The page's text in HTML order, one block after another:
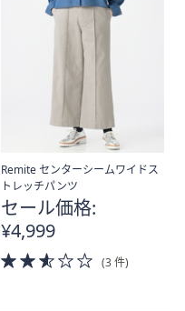
Remite センターシームワイドス
トレッチパンツ
セール価格:
¥4,999
2.5
of
(3 件)